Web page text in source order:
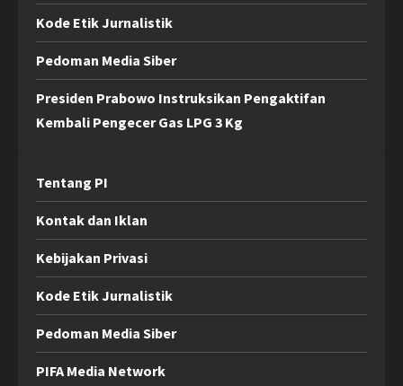
Kode Etik Jurnalistik
Pedoman Media Siber
Presiden Prabowo Instruksikan Pengaktifan
Kembali Pengecer Gas LPG 3 Kg
Tentang PI
Kontak dan Iklan
Kebijakan Privasi
Kode Etik Jurnalistik
Pedoman Media Siber
PIFA Media Network